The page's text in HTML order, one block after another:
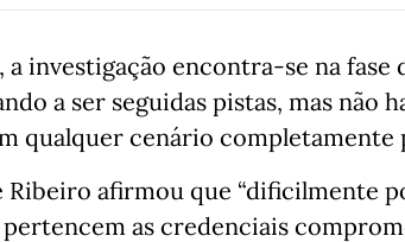
investigação encontra-se na fase
a ser seguidas pistas, mas não
qualquer cenário completamente
Ribeiro afirmou que “dificilmente
as credenciais